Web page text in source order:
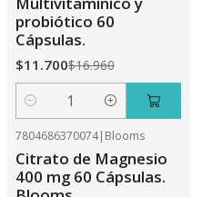
probiótico 60
Cápsulas.
$11.700$16.960
Cantidad
7804686370074| Blooms
Citrato de Magnesio
400 mg 60 Cápsulas.